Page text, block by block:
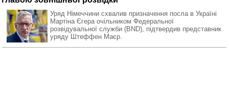
Уряд Німеччини схвалив призначення посла в Україні
Мартіна Єгера очільником Федеральної
розвідувальної служби (BND), підтвердив представник
уряду Штеффен Маєр.